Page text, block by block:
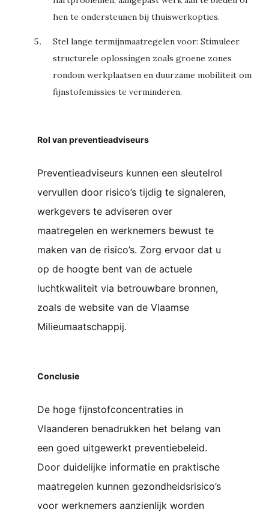
hen te ondersteunen bij thuiswerkopties.
Stel lange termijnmaatregelen voor: Stimuleer
structurele oplossingen zoals groene zones
rondom werkplaatsen en duurzame mobiliteit om
fijnstofemissies te verminderen.
Rol van preventieadviseurs
Preventieadviseurs kunnen een sleutelrol
vervullen door risico’s tijdig te signaleren,
werkgevers te adviseren over
maatregelen en werknemers bewust te
maken van de risico’s. Zorg ervoor dat u
op de hoogte bent van de actuele
luchtkwaliteit via betrouwbare bronnen,
zoals de website van de Vlaamse
Milieumaatschappij.
Conclusie
De hoge fijnstofconcentraties in
Vlaanderen benadrukken het belang van
een goed uitgewerkt preventiebeleid.
Door duidelijke informatie en praktische
maatregelen kunnen gezondheidsrisico’s
voor werknemers aanzienlijk worden